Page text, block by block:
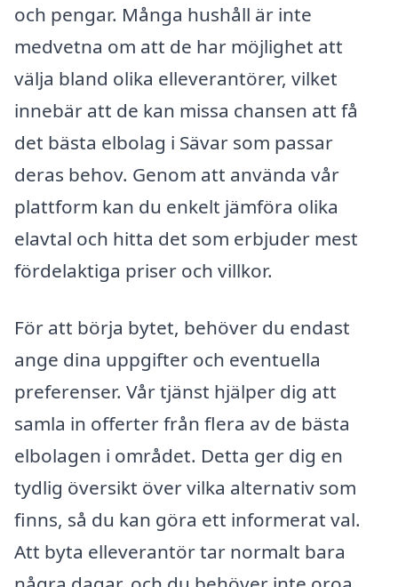
och pengar. Många hushåll är inte
medvetna om att de har möjlighet att
välja bland olika elleverantörer, vilket
innebär att de kan missa chansen att få
det bästa elbolag i Sävar som passar
deras behov. Genom att använda vår
plattform kan du enkelt jämföra olika
elavtal och hitta det som erbjuder mest
fördelaktiga priser och villkor.
För att börja bytet, behöver du endast
ange dina uppgifter och eventuella
preferenser. Vår tjänst hjälper dig att
samla in offerter från flera av de bästa
elbolagen i området. Detta ger dig en
tydlig översikt över vilka alternativ som
finns, så du kan göra ett informerat val.
Att byta elleverantör tar normalt bara